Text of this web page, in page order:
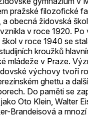
pražské filozofické
a obecná židovská
v roce 1920. Po
v roce 1940 se
kroužků
mládeže v Praze.
výchovy tvoří
ghettu a
Do paměti se
Oto Klein, Walter
Brandeisová a mnozí